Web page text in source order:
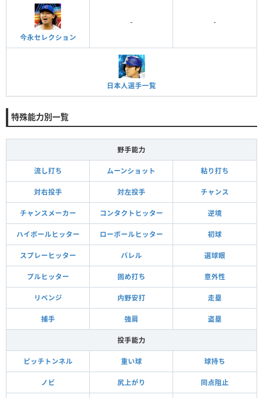
今永セレクション
- -
日本人選手一覧
特殊能力別一覧
野手能力
流し打ち ムーンショット 粘り打ち
対右投手 対左投手 チャンス
チャンスメーカー コンタクトヒッター 逆境
ハイボールヒッター ローボールヒッター 初球
スプレーヒッター バレル 選球眼
プルヒッター 固め打ち 意外性
リベンジ 内野安打 走塁
捕手 強肩 盗塁
投手能力
ピッチトンネル 重い球 球持ち
ノビ 尻上がり 同点阻止